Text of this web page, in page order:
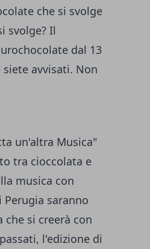
che si svolge
svolge? Il
dal 13
avvisati. Non
un'altra Musica"
tra cioccolata e
musica con
saranno
si creerà con
l'edizione di